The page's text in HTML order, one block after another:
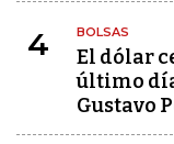
4 BOLSAS
El dólar
último
Gustavo